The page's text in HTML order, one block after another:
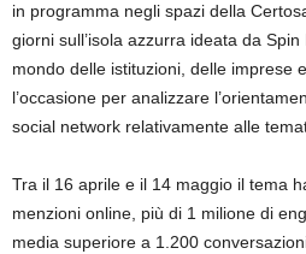
in programma negli spazi della
giorni sull’isola azzurra ideata da
mondo delle istituzioni, delle imprese
l’occasione per analizzare
social network relativamente alle
Tra il 16 aprile e il 14 maggio il tema
menzioni online, più di 1 milione di
media superiore a 1.200